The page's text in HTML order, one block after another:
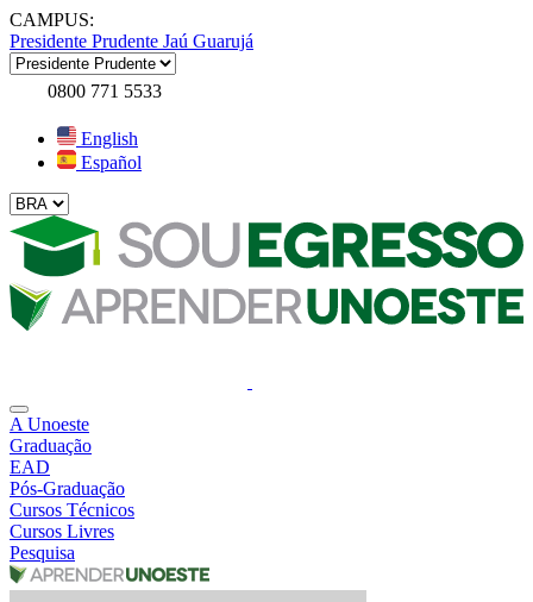
CAMPUS:
Presidente Prudente Jaú Guarujá
0800 771 5533
English
Español
A Unoeste
Graduação
EAD
Pós-Graduação
Cursos Técnicos
Cursos Livres
Pesquisa